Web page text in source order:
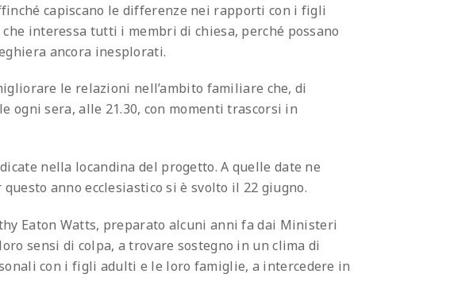
capiscano le differenze nei rapporti con i figli
interessa tutti i membri di chiesa, perché possano
ancora inesplorati.
le relazioni nell’ambito familiare che, di
ogni sera, alle 21.30, con momenti trascorsi in
nella locandina del progetto. A quelle date ne
anno ecclesiastico si è svolto il 22 giugno.
Eaton Watts, preparato alcuni anni fa dai Ministeri
sensi di colpa, a trovare sostegno in un clima di
con i figli adulti e le loro famiglie, a intercedere in